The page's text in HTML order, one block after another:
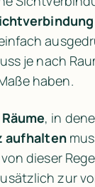
je nach
haben.
Räume, in
aufhalten
dieser
zur